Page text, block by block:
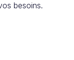
besoins.